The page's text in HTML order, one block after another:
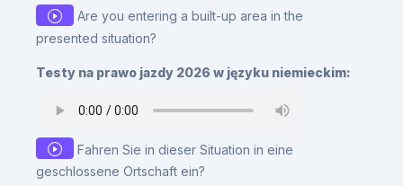
Are you entering a built-up area in the
presented situation?
Testy na prawo jazdy 2026 w języku niemieckim:
Fahren Sie in dieser Situation in eine
geschlossene Ortschaft ein?